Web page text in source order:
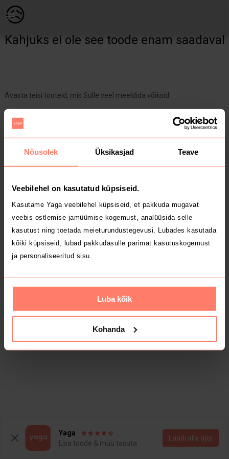
Nõusolek Üksikasjad Teave
Veebilehel on kasutatud küpsiseid.
Kasutame Yaga veebilehel küpsiseid, et pakkuda mugavat
veebis ostlemise jamüümise kogemust, analüüsida selle
kasutust ning toetada meieturundustegevusi. Lubades kasutada
kõiki küpsiseid, lubad pakkudasulle parimat kasutuskogemust
ja personaliseeritud sisu.
Luba kõik
Kohanda
😥
Kahjuks ei ole see toode enam saadaval
Avasta teisi tooteid, mis Sulle veel meeldida võiksid
Yaga
Lisa toode & müü tasuta
Laadi alla äpp